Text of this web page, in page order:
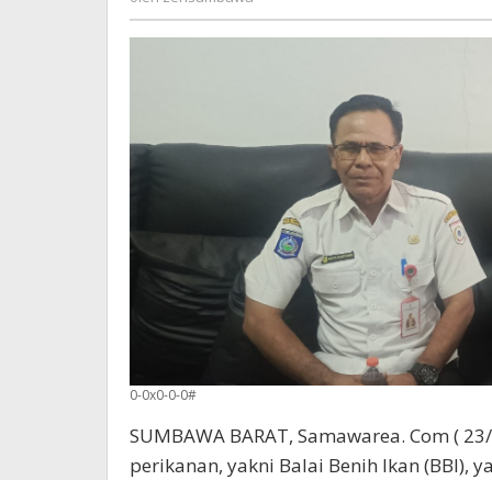
Dimanfaatkan
0-0x0-0-0#
SUMBAWA BARAT, Samawarea. Com (
perikanan, yakni Balai Benih Ikan (BBI),